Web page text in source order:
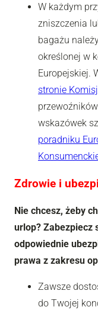
W każdym
zniszczenia
bagażu
określonej w
Europejskiej.
stronie
wskazówek
poradniku
Zdrowie i
Nie chcesz, żeby
urlop? Zabezpiecz
odpowiednie
prawa z zakresu
Zawsze
do Twojej